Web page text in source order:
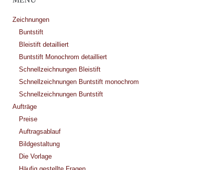
Zeichnungen
Buntstift
Bleistift detailliert
Buntstift Monochrom detailliert
Schnellzeichnungen Bleistift
Schnellzeichnungen Buntstift monochrom
Schnellzeichnungen Buntstift
Aufträge
Preise
Auftragsablauf
Bildgestaltung
Die Vorlage